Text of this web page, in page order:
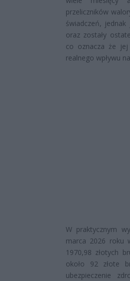
przeliczników
świadczeń,
oraz zostały
co oznacza że jej
realnego wpływu
W praktycznym
marca 2026 roku
1970,98 złotych
około 92 złote
ubezpieczenie